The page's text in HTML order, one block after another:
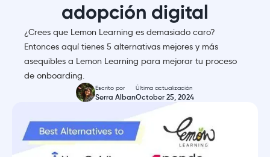
adopción digital
¿Crees que Lemon Learning es demasiado caro?
Entonces aquí tienes 5 alternativas mejores y más
asequibles a Lemon Learning para mejorar tu proceso
de onboarding.
Escrito por
Serra Alban
Última actualización
October 25, 2024